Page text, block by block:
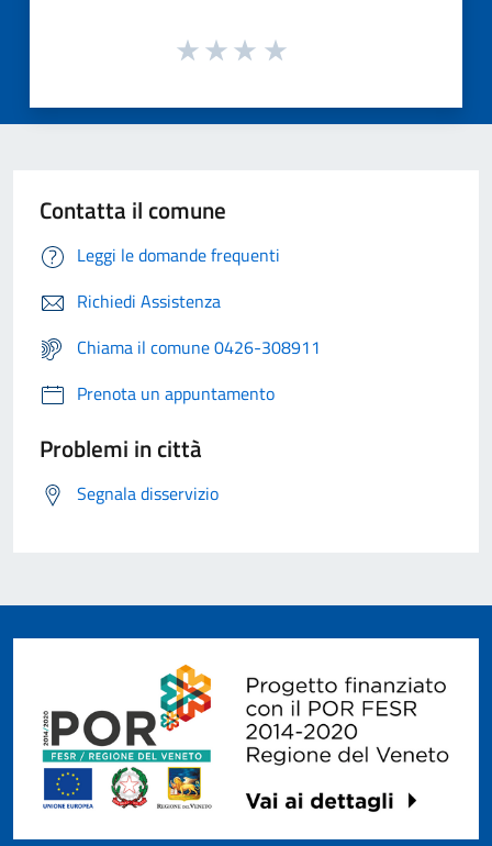
Contatta il comune
Leggi le domande frequenti
Richiedi Assistenza
Chiama il comune 0426-308911
Prenota un appuntamento
Problemi in città
Segnala disservizio